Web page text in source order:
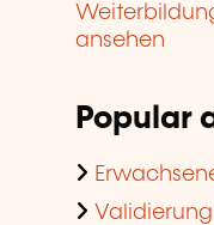
ansehen
Popular